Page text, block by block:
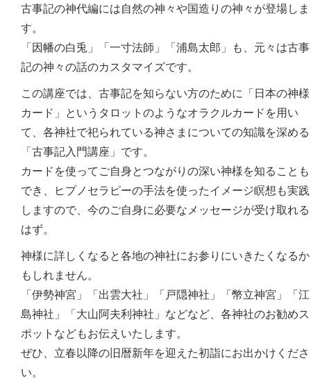
古事記の神代編には自然の神々や国造りの神々が登場しま
す。
「因幡の白兎」「一寸法師」「浦島太郎」も、元々は古事
記の神々の話のカスタマイズです。
この講座では、古事記を知らない方のために「日本の神様
カード」というタロットのようなオラクルカードを用い
て、各神社で祀られている神さまについての知識を深める
「古事記入門講座」です。
カードを使ってご自身とつながりの深い神様を知ることも
でき、ヒプノセラピーの手法を使ったイメージ瞑想も実践
しますので、今のご自身に必要なメッセージが受け取れる
はず。
神様に詳しくなると各地の神社にお参りにいきたくなるか
もしれません。
「伊勢神宮」「出雲大社」「戸隠神社」「幣立神宮」「江
島神社」「大山阿夫利神社」などなど、各神社のお勧めス
ポットなどもお伝えいたします。
ぜひ、立春以降の旧暦新年を迎えた初詣にお出かけくださ
い。